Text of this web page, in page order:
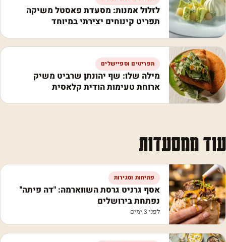
לזלול אמנות: מסעדת פאסטל משיקה
תפריט קינוחים יצירתי במיוחד
תפריטים וספיישלים
מילה שלו: שף יהונתן שרביט משיק
ארוחת טעימות הודית קלאסית
עוד ממסעדות
פתיחות וסגירות
אסף גרניט גרסת השווארמה: "דה פיתה"
נפתחת בירושלים
לפני 3 ימים